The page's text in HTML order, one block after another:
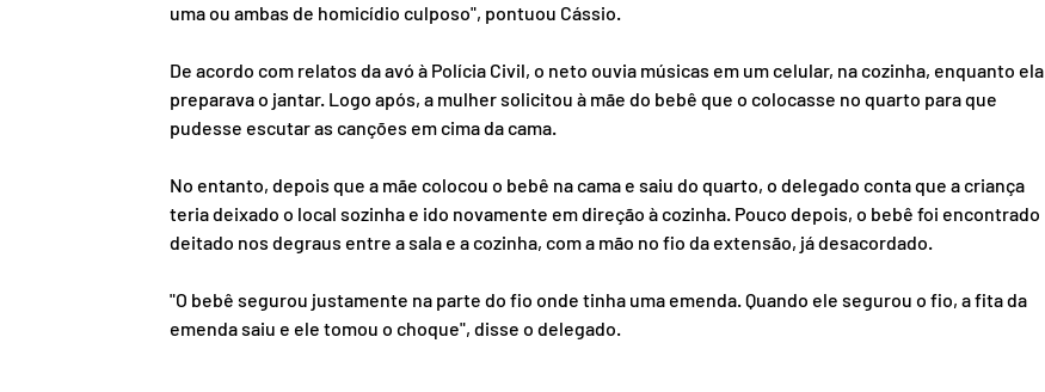
uma ou ambas de homicídio culposo", pontuou Cássio.
De acordo com relatos da avó à Polícia Civil, o neto ouvia músicas em um celular, na cozinha, enquanto ela
preparava o jantar. Logo após, a mulher solicitou à mãe do bebê que o colocasse no quarto para que
pudesse escutar as canções em cima da cama.
No entanto, depois que a mãe colocou o bebê na cama e saiu do quarto, o delegado conta que a criança
teria deixado o local sozinha e ido novamente em direção à cozinha. Pouco depois, o bebê foi encontrado
deitado nos degraus entre a sala e a cozinha, com a mão no fio da extensão, já desacordado.
"O bebê segurou justamente na parte do fio onde tinha uma emenda. Quando ele segurou o fio, a fita da
emenda saiu e ele tomou o choque", disse o delegado.